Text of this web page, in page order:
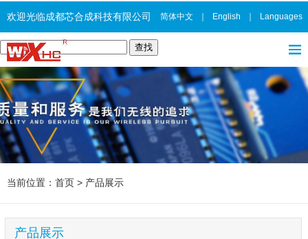
欢迎光临成都芯合成科技有限公司 简体中文 English Languages
当前位置： 首页 > 产品展示
产品展示